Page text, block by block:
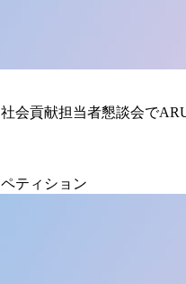
会貢献担当者懇談会で
ティション